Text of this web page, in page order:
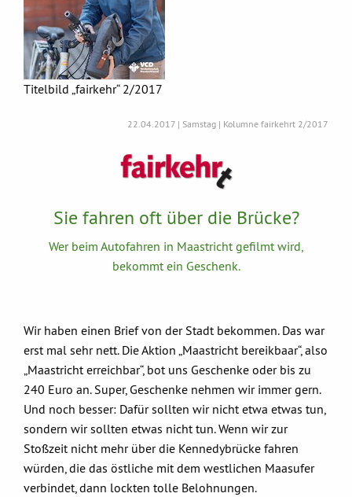
Titelbild „fairkehr“ 2/2017
22.04.2017 | Samstag | Kolumne fairkehrt 2/2017
Sie fahren oft über die Brücke?
Wer beim Autofahren in Maastricht gefilmt wird,
bekommt ein Geschenk.
Wir haben einen Brief von der Stadt bekommen. Das war
erst mal sehr nett. Die Aktion „Maastricht bereikbaar“, also
„Maastricht erreichbar“, bot uns Geschenke oder bis zu
240 Euro an. Super, Geschenke nehmen wir immer gern.
Und noch besser: Dafür sollten wir nicht etwa etwas tun,
sondern wir sollten etwas nicht tun. Wenn wir zur
Stoßzeit nicht mehr über die Kennedybrücke fahren
würden, die das östliche mit dem westlichen Maasufer
verbindet, dann lockten tolle Belohnungen.